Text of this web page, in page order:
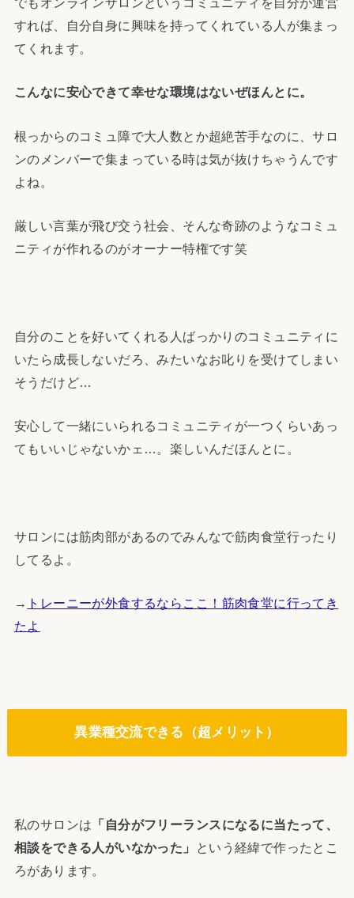
すれば、自分自身に興味を持ってくれている人が集まっ
てくれます。
こんなに安心できて幸せな環境はないぜほんとに。
根っからのコミュ障で大人数とか超絶苦手なのに、サロ
ンのメンバーで集まっている時は気が抜けちゃうんです
よね。
厳しい言葉が飛び交う社会、そんな奇跡のようなコミュ
ニティが作れるのがオーナー特権です笑
自分のことを好いてくれる人ばっかりのコミュニティに
いたら成長しないだろ、みたいなお叱りを受けてしまい
そうだけど…
安心して一緒にいられるコミュニティが一つくらいあっ
てもいいじゃないかェ…。楽しいんだほんとに。
サロンには筋肉部があるのでみんなで筋肉食堂行ったり
してるよ。
→ トレーニーが外食するならここ！筋肉食堂に行ってき
たよ
異業種交流できる （超メリット）
私のサロンは 「自分がフリーランスになるに当たって、
相談をできる人がいなかった」
という経緯で作ったとこ
ろがあります。